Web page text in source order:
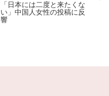
「日本には二度と来たくな
い」中国人女性の投稿に反
響